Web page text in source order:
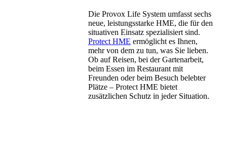
Die Provox Life System umfasst sechs
neue, leistungsstarke HME, die für den
situativen Einsatz spezialisiert sind.
Protect HME ermöglicht es Ihnen,
mehr von dem zu tun, was Sie lieben.
Ob auf Reisen, bei der Gartenarbeit,
beim Essen im Restaurant mit
Freunden oder beim Besuch belebter
Plätze – Protect HME bietet
zusätzlichen Schutz in jeder Situation.